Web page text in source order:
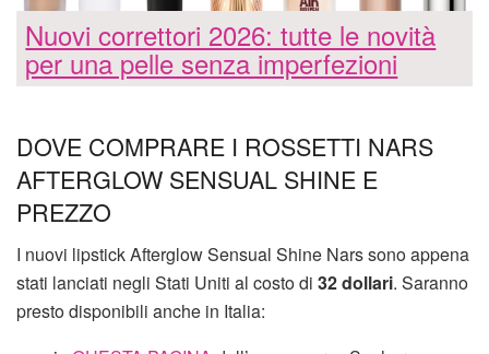
Nuovi correttori 2026: tutte le novità
per una pelle senza imperfezioni
DOVE COMPRARE I ROSSETTI NARS
AFTERGLOW SENSUAL SHINE E
PREZZO
I nuovi lipstick Afterglow Sensual Shine Nars sono appena
stati lanciati negli Stati Uniti al costo di 32 dollari. Saranno
presto disponibili anche in Italia: